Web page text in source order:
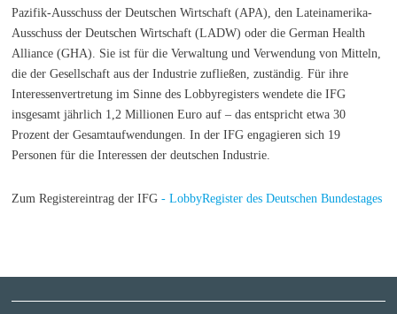
Pazifik-Ausschuss der Deutschen Wirtschaft (APA), den Lateinamerika-
Ausschuss der Deutschen Wirtschaft (LADW) oder die German Health
Alliance (GHA). Sie ist für die Verwaltung und Verwendung von Mitteln,
die der Gesellschaft aus der Industrie zufließen, zuständig. Für ihre
Interessenvertretung im Sinne des Lobbyregisters wendete die IFG
insgesamt jährlich 1,2 Millionen Euro auf – das entspricht etwa 30
Prozent der Gesamtaufwendungen. In der IFG engagieren sich 19
Personen für die Interessen der deutschen Industrie.
Zum Registereintrag der IFG- LobbyRegister des Deutschen Bundestages